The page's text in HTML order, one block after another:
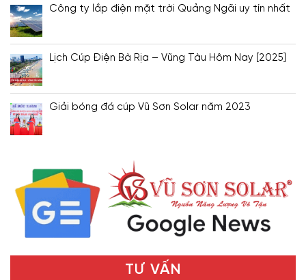
Công ty lắp điện mặt trời Quảng Ngãi uy tín nhất
Lịch Cúp Điện Bà Rịa – Vũng Tàu Hôm Nay [2025]
Giải bóng đá cúp Vũ Sơn Solar năm 2023
TƯ VẤN